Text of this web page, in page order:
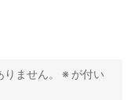
ません。 ※ が付い